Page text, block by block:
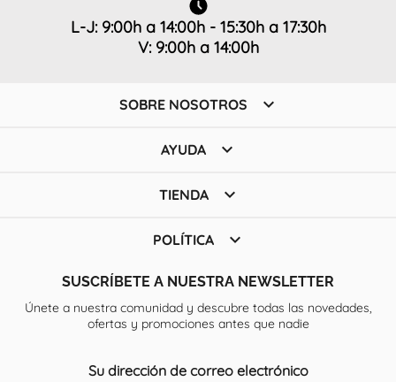
L-J: 9:00h a 14:00h - 15:30h a 17:30h
V: 9:00h a 14:00h
SOBRE NOSOTROS 
AYUDA 
TIENDA 
POLÍTICA 
SUSCRÍBETE A NUESTRA NEWSLETTER
Únete a nuestra comunidad y descubre todas las novedades,
ofertas y promociones antes que nadie
Su dirección de correo electrónico